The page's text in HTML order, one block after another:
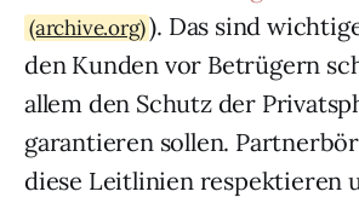
(archive.org)). Das sind
den Kunden vor Betrügern
allem den Schutz der
garantieren sollen.
diese Leitlinien respektieren